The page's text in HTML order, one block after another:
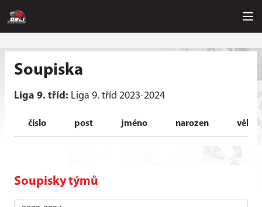
Soupiska
Liga 9. tříd: Liga 9. tříd 2023-2024
číslo post jméno narozen věk
Soupisky týmů